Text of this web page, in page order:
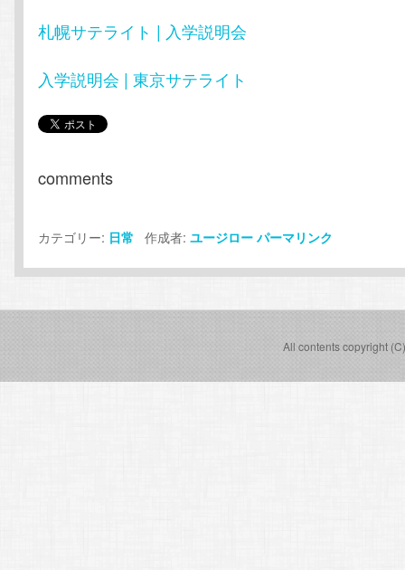
札幌サテライト | 入学説明会
入学説明会 | 東京サテライト
comments
カテゴリー: 日常 作成者:ユージロー パーマリンク
All contents copyright